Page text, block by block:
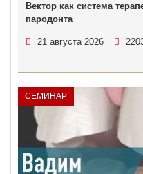
Вектор как система
пародонта
21 августа 2026
СЕМИНАР